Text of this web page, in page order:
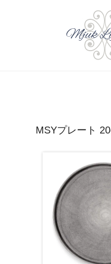
MSYプレート